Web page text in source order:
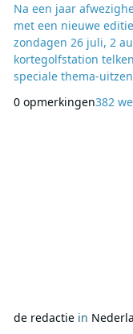
Na een jaar
met een nieuwe
zondagen 26 juli, 2
kortegolfstation
speciale thema-
tegenstelling tot de
0 opmerkingen382
de redactiein